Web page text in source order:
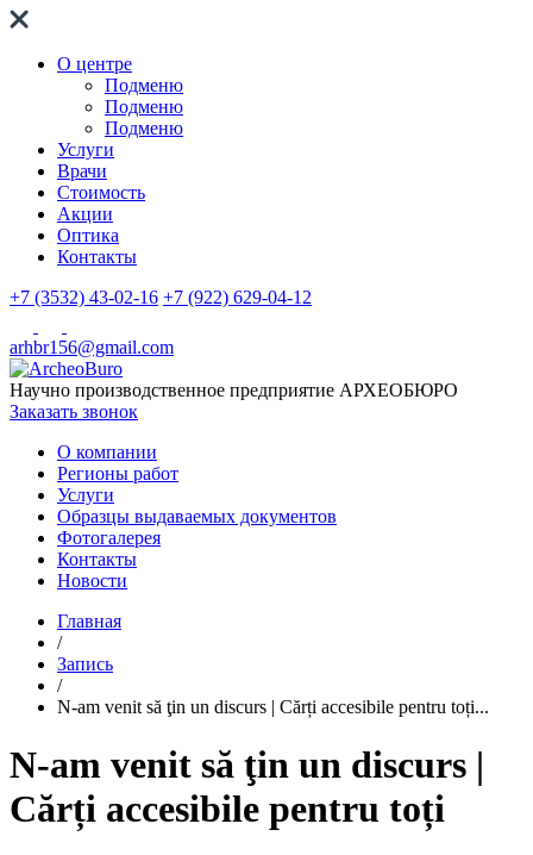
О центре
Подменю
Подменю
Подменю
Услуги
Врачи
Стоимость
Акции
Оптика
Контакты
+7 (3532) 43-02-16 +7 (922) 629-04-12
arhbr156@gmail.com
Научно производственное предприятие АРХЕОБЮРО
Заказать звонок
О компании
Регионы работ
Услуги
Образцы выдаваемых документов
Фотогалерея
Контакты
Новости
Главная
/
Запись
/
N-am venit să ţin un discurs | Cărți accesibile pentru toți...
N-am venit să ţin un discurs |
Cărți accesibile pentru toți